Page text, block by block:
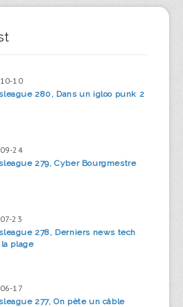
10
280, Dans un igloo punk 2
24
279, Cyber Bourgmestre
23
278, Derniers news tech
plage
17
277, On pète un câble